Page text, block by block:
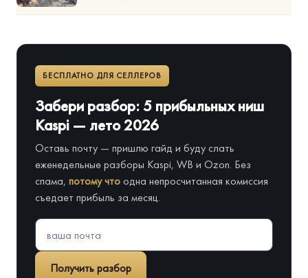
БЕСПЛАТНО ДЛЯ СЕЛЛЕРОВ
Забери разбор: 5 прибыльных ниш
Kaspi — лето 2026
Оставь почту — пришлю гайд и буду слать
еженедельные разборы Kaspi, WB и Ozon. Без
спама, потому чтоодна непросчитанная комиссия
съедает прибыль за месяц.
Получить разбор